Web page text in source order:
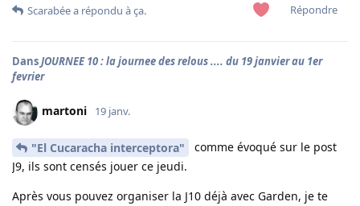
Répondre
Scarabéea répondu à ça.
DansJOURNEE 10 : la journee des relous .... du 19 janvier au 1er
fevrier
martoni 19 janv.
"El Cucaracha interceptora"
comme évoqué sur le post
J9, ils sont censés jouer ce jeudi.
Après vous pouvez organiser la J10 déjà avec Garden, je te